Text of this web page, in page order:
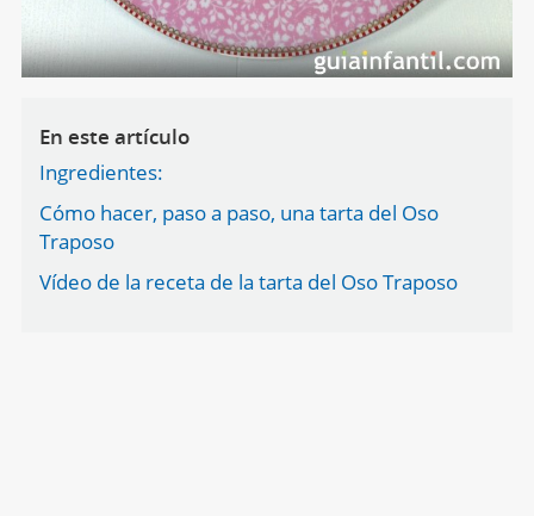
En este artículo
Ingredientes:
Cómo hacer, paso a paso, una tarta del Oso
Traposo
Vídeo de la receta de la tarta del Oso Traposo